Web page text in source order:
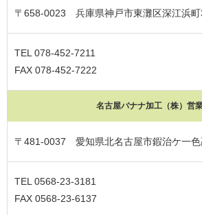
〒658-0023 兵庫県神戸市東灘区深江浜
TEL 078-452-7211
FAX 078-452-7222
名古屋バナナ加工（株）営
〒481-0037 愛知県北名古屋市鍜治ケ一色
TEL 0568-23-3181
FAX 0568-23-6137